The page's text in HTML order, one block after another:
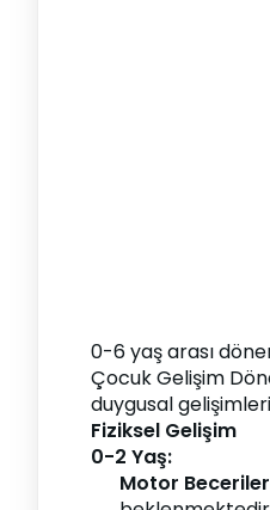
0-6 yaş arası
Çocuk Gelişim
duygusal
Fiziksel Gelişim
0-2 Yaş:
Motor